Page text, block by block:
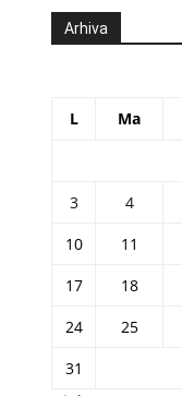
Arhiva
L Ma
3
4
10
11
17
18
24
25
31